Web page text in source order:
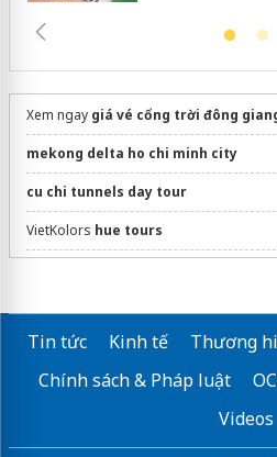
Xem ngay giá vé cổng trời đông
mekong delta ho chi minh city
cu chi tunnels day tour
VietKolors hue tours
Trang web du lịchGhiền Đà Nẵng
Website cắm trạinghiencamtrai
Tin tức Kinh tế Thương
Chính sách & Pháp luật
Videos